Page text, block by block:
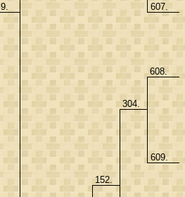
9. 607.
152.
304.
608.
609.